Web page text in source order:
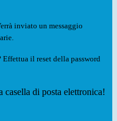
inviato un messaggio
Effettua il reset della password
di posta elettronica!